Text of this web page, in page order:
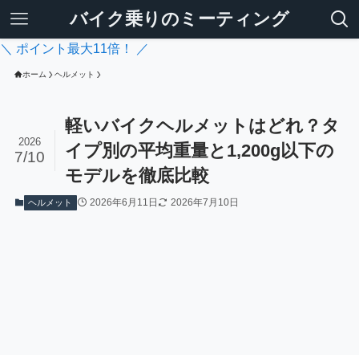
バイク乗りのミーティング
＼ ポイント最大11倍！ ／
ホーム ヘルメット
軽いバイクヘルメットはどれ？タ
イプ別の平均重量と1,200g以下の
モデルを徹底比較
2026
7/10
ヘルメット 2026年6月11日 2026年7月10日